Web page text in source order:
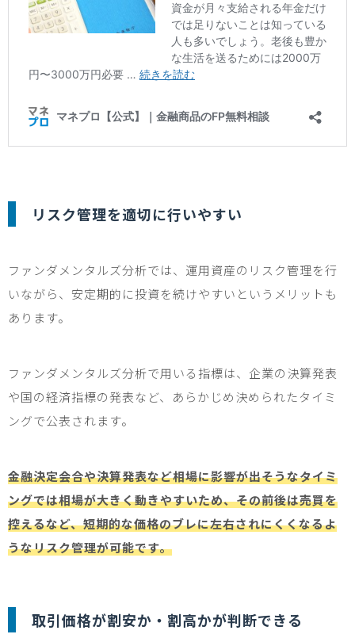
リスク管理を適切に行いやすい
ファンダメンタルズ分析では、運用資産のリスク管理を行
いながら、安定期的に投資を続けやすいというメリットも
あります。
ファンダメンタルズ分析で用いる指標は、企業の決算発表
や国の経済指標の発表など、あらかじめ決められたタイミ
ングで公表されます。
金融決定会合や決算発表など相場に影響が出そうなタイミ
ングでは相場が大きく動きやすいため、その前後は売買を
控えるなど、短期的な価格のブレに左右されにくくなるよ
うなリスク管理が可能です。
取引価格が割安か・割高かが判断できる